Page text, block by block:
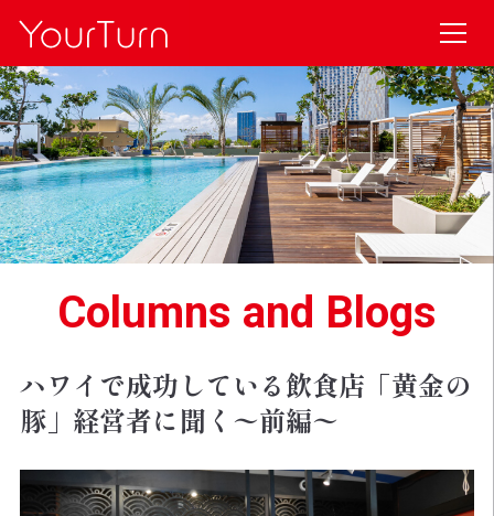
Columns and Blogs
ハワイで成功している飲食店「黄金の
豚」経営者に聞く〜前編〜